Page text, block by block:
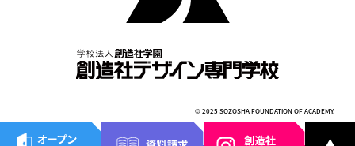
© 2025 SOZOSHA FOUNDATION OF ACADEMY.